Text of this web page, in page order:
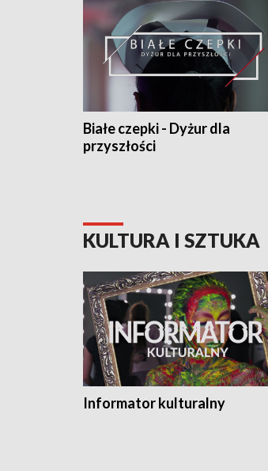
Białe czepki - Dyżur dla
przyszłości
KULTURA I SZTUKA
Informator kulturalny